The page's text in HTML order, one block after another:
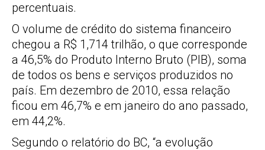
percentuais.
O volume de crédito do sistema financeiro
chegou a R$ 1,714 trilhão, o que corresponde
a 46,5% do Produto Interno Bruto (PIB), soma
de todos os bens e serviços produzidos no
país. Em dezembro de 2010, essa relação
ficou em 46,7% e em janeiro do ano passado,
em 44,2%.
Segundo o relatório do BC, “a evolução